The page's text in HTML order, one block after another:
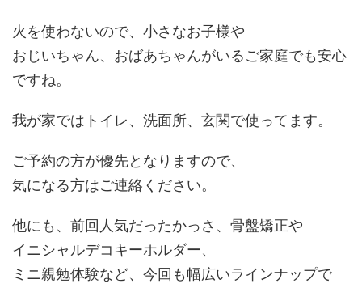
火を使わないので、小さなお子様や
おじいちゃん、おばあちゃんがいるご家庭でも安心
ですね。
我が家ではトイレ、洗面所、玄関で使ってます。
ご予約の方が優先となりますので、
気になる方はご連絡ください。
他にも、前回人気だったかっさ、骨盤矯正や
イニシャルデコキーホルダー、
ミニ親勉体験など、今回も幅広いラインナップで